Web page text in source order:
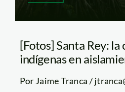
[Fotos] Santa Rey:
indígenas en
Por Jaime Tranca /